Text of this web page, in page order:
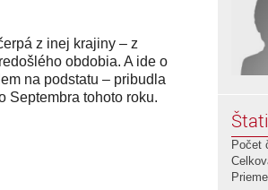
z inej krajiny – z
obdobia. A ide o
na podstatu – pribudla
Septembra tohoto roku.
Počet